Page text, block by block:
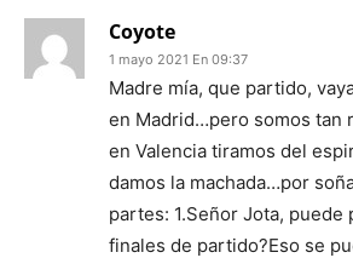
Coyote
1 mayo 2021 En 09:37
Madre mía, que partido,
en Madrid…pero somos tan
en Valencia tiramos del
damos la machada…por
partes: 1.Señor Jota, puede
finales de partido?Eso se